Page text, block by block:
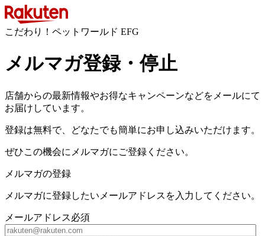
こだわり！ペットワールド EFG
メルマガ登録・停止
店舗からの最新情報やお得なキャンペーンなどをメールにて
お届けしています。
登録は無料で、どなたでも簡単にお申し込みいただけます。
ぜひこの機会にメルマガにご登録ください。
メルマガの登録
メルマガに登録したいメールアドレスを入力してください。
メールアドレス必須